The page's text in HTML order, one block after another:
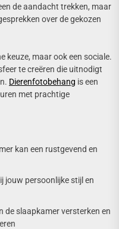
de aandacht trekken, maar
over de gekozen
keuze, maar ook een sociale.
te creëren die uitnodigt
Dierenfotobehang is een
met prachtige
kan een rustgevend en
jouw persoonlijke stijl en
de slaapkamer versterken en